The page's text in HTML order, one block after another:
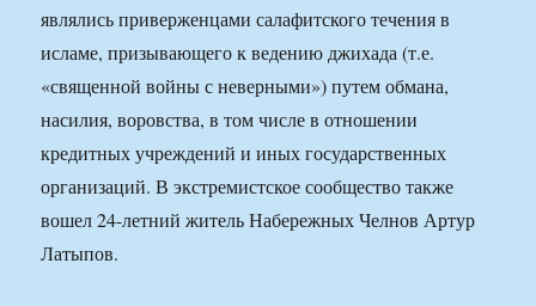
являлись приверженцами салафитского течения в
исламе, призывающего к ведению джихада (т.е.
«священной войны с неверными») путем обмана,
насилия, воровства, в том числе в отношении
кредитных учреждений и иных государственных
организаций. В экстремистское сообщество также
вошел 24-летний житель Набережных Челнов Артур
Латыпов.